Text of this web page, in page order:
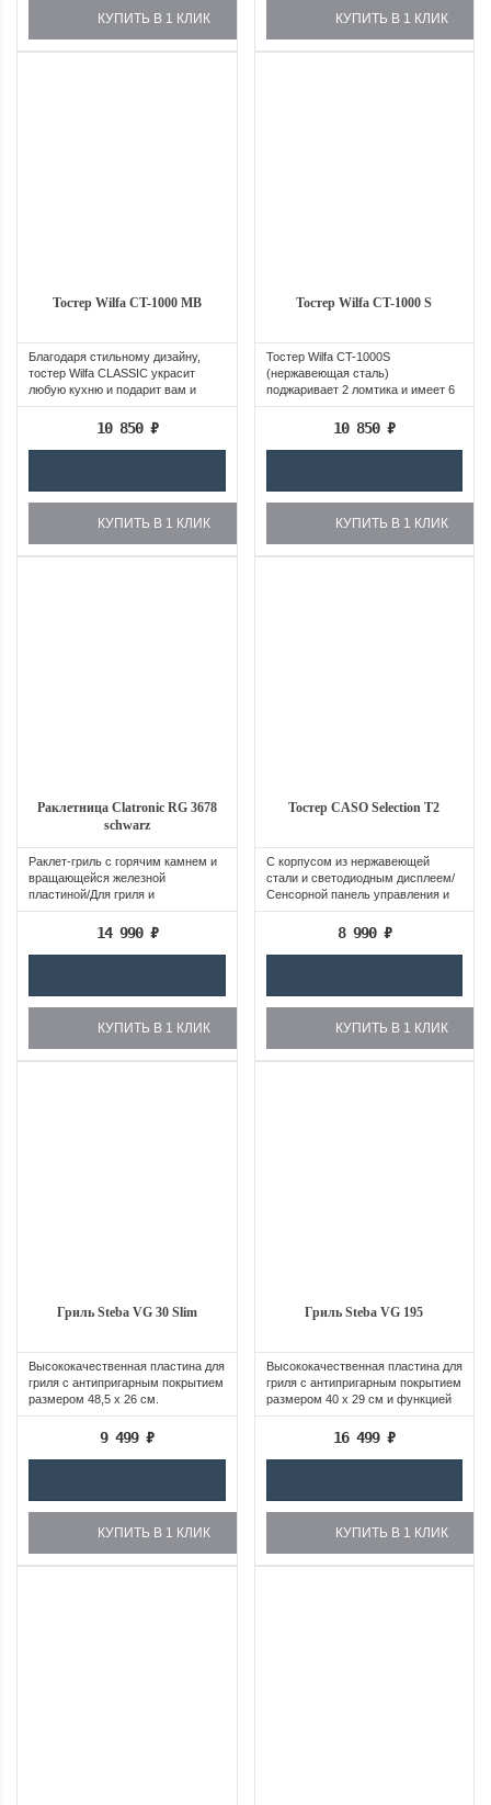
КУПИТЬ В 1 КЛИК КУПИТЬ В 1 КЛИК
Тостер Wilfa CT-1000 MB
Благодаря стильному дизайну,
тостер Wilfa CLASSIC украсит
любую кухню и подарит вам и
вашей семье...
10 850 ₽
КУПИТЬ В 1 КЛИК
Тостер Wilfa CT-1000 S
Тостер Wilfa CT-1000S
(нержавеющая сталь)
поджаривает 2 ломтика и имеет 6
степеней...
10 850₽
КУПИТЬ В 1 КЛИК
Раклетница Clatronic RG 3678
schwarz
Раклет-гриль с горячим камнем и
вращающейся железной
пластиной/Для гриля и
подрумянивая
14 990 ₽
КУПИТЬ В 1 КЛИК
Тостер CASO Selection T2
С корпусом из нержавеющей
стали и светодиодным дисплеем/
Сенсорной панель управления и
поворотная...
8 990 ₽
КУПИТЬ В 1 КЛИК
Гриль Steba VG 30 Slim
Высококачественная пластина для
гриля с антипригарным покрытием
размером 48,5 x 26 см.
9 499₽
КУПИТЬ В 1 КЛИК
Гриль Steba VG 195
Высококачественная пластина для
гриля с антипригарным покрытием
размером 40 x 29 см и функцией
«...
16 499₽
КУПИТЬ В 1 КЛИК